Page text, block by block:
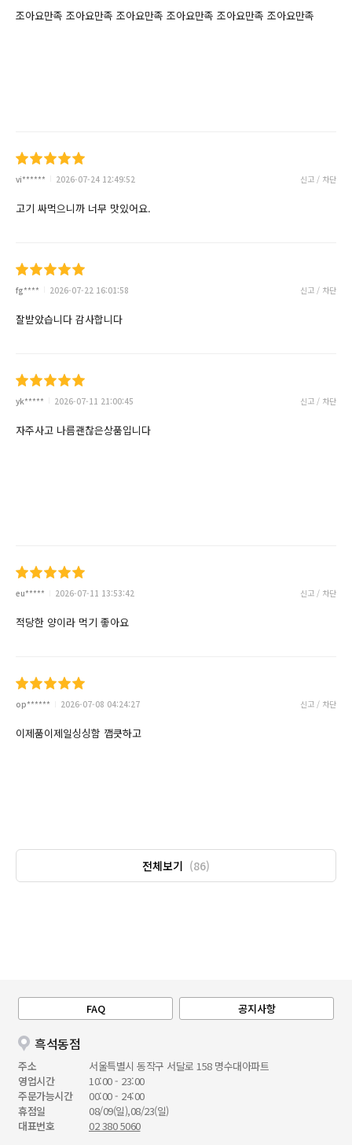
조아요만족 조아요만족 조아요만족 조아요만족 조아요만족 조아요만족
vi****** 2026-07-24 12:49:52 신고 / 차단
고기 싸먹으니까 너무 맛있어요.
fg**** 2026-07-22 16:01:58 신고 / 차단
잘받았습니다 감사합니다
yk***** 2026-07-11 21:00:45 신고 / 차단
자주사고 나름괜찮은상품입니다
eu***** 2026-07-11 13:53:42 신고 / 차단
적당한 양이라 먹기 좋아요
op****** 2026-07-08 04:24:27 신고 / 차단
이제품이제일싱싱함 깹큿하고
전체보기 (86)
FAQ 공지사항
흑석동점
주소
서울특별시 동작구 서달로 158 명수대아파트
영업시간
10:00 - 23:00
주문가능시간
00:00 - 24:00
휴점일
08/09(일),08/23(일)
대표번호
02 380 5060